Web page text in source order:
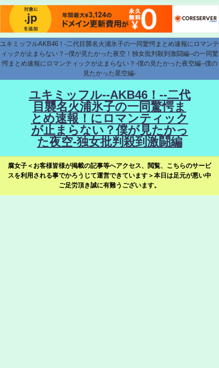
ユキミッフルAKB46！-二代目襲名火浦氷子の一同驚愕まとめ速報にロマンテ
ィックが止まらない？--僕が見たかった夜空！独女批判殺到激闘編--の一同驚
愕まとめ速報にロマンティックが止まらない？-僕の見たかった夜空編--僕の
見たかった星空編-
ユキミッフル--AKB46！--二代
目襲名火浦氷子の一同驚愕ま
とめ速報！にロマンティック
が止まらない？僕が見たかっ
た夜空-独女批判殺到激闘編
腐女子＜お客様皆様が掲載の記事等へアクセス、閲覧、こちらのサービ
スを利用される事でかろうじて運営できています＞本日は足元が悪い中
ご足労頂き誠に有難うございます。